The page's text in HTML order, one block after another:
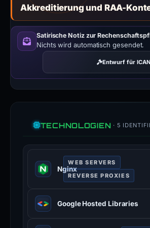
Akkreditierung und RAA-
Satirische Notiz zur
Nichts wird automatisch gesendet.
Entwurf für
TECHNOLOGIEN · 5
Nginx
WEB SERVERS
REVERSE PROXIES
Nginx is a web server
be used as a reverse
Google Hosted Libraries
Google Hosted Libraries